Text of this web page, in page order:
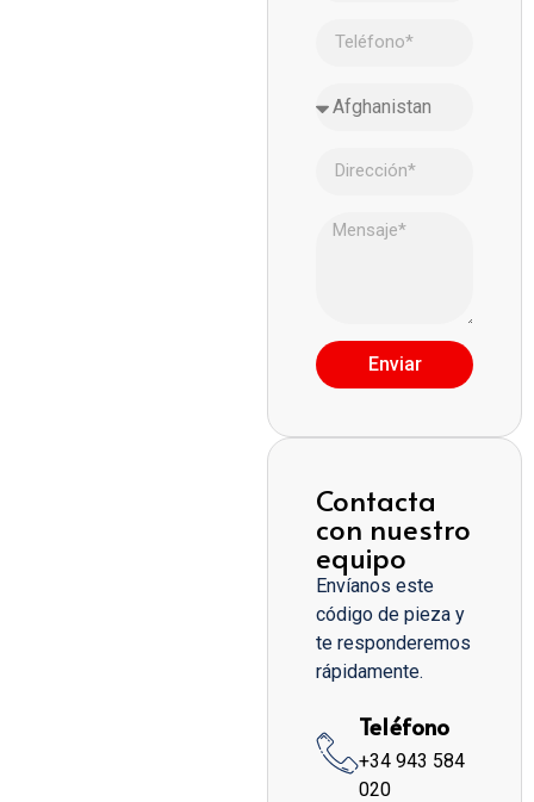
Enviar
Contacta
con nuestro
equipo
Envíanos este
código de pieza y
te responderemos
rápidamente.
Teléfono
+34 943 584
020